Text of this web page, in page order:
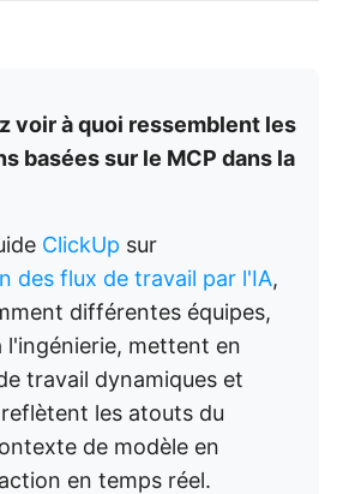
voir à quoi ressemblent les
basées sur le MCP dans la
ClickUp sur
des flux de travail par l'IA,
différentes équipes,
l'ingénierie, mettent en
travail dynamiques et
les atouts du
de modèle en
en temps réel.